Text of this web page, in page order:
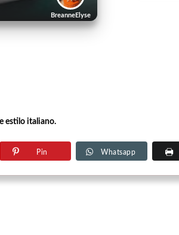
BreanneElyse
estilo italiano.
Pin Whatsapp